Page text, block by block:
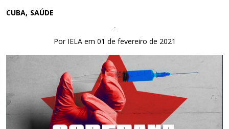
CUBA SAÚDE
-
Por IELA em 01 de fevereiro de 2021